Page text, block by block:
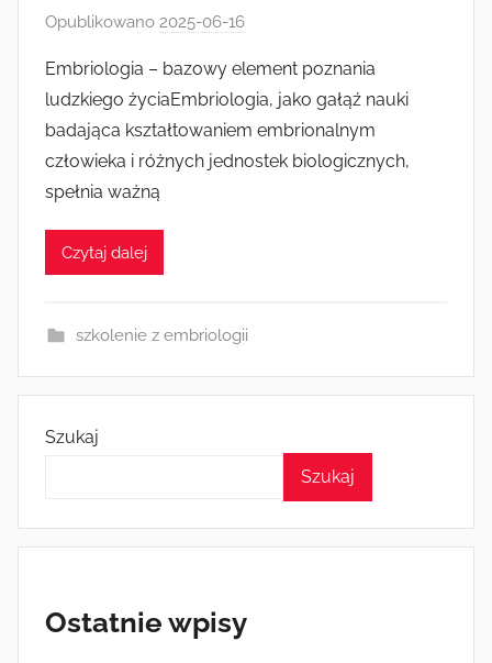
Opublikowano 2025-06-16
z
e
z
k
Embriologia – bazowy element poznania
ludzkiego życiaEmbriologia, jako gałąź nauki
badająca kształtowaniem embrionalnym
człowieka i różnych jednostek biologicznych,
spełnia ważną
Czytaj dalej
szkolenie z embriologii
Szukaj
Szukaj
Ostatnie wpisy